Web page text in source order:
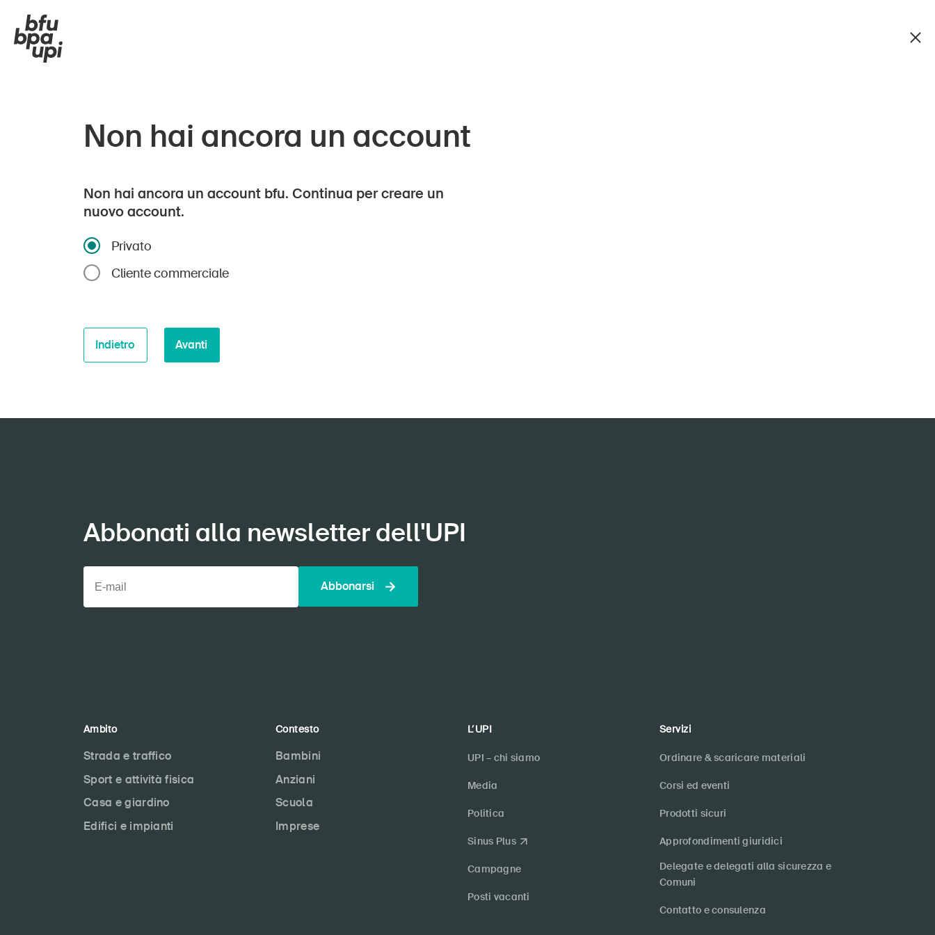
Non hai ancora un account
Non hai ancora un account bfu. Continua per creare un
nuovo account.
Privato
Cliente commerciale
Indietro Avanti
Abbonati alla newsletter dell'UPI
Abbonarsi
Ambito
Strada e traffico
Sport e attività fisica
Casa e giardino
Edifici e impianti
Contesto
Bambini
Anziani
Scuola
Imprese
L’UPI
UPI – chi siamo
Media
Politica
Sinus Plus
Campagne
Posti vacanti
Servizi
Ordinare & scaricare materiali
Corsi ed eventi
Prodotti sicuri
Approfondimenti giuridici
Delegate e delegati alla sicurezza e
Comuni
Contatto e consulenza